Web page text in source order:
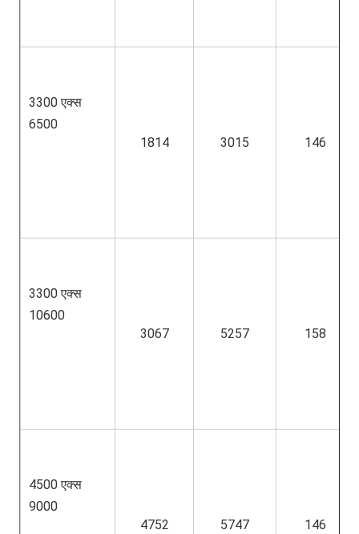
3300 एक्स
6500
1814
3015 146
3300 एक्स
10600
3067
5257 158
4500 एक्स
9000
4752
5747 146